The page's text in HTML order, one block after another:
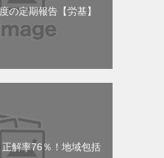
の定期報告【労基】
正解率76％！地域包括